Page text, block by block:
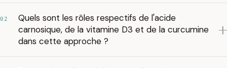
02
Quels sont les rôles respectifs de l'acide
carnosique, de la vitamine D3 et de la curcumine
dans cette approche ?